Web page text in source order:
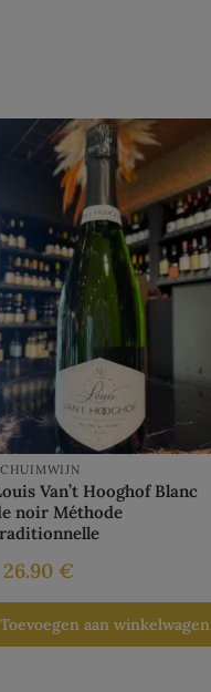
Van’t Hooghof Blanc
noir Méthode
26.90 €
Toevoegen aan winkelwagen